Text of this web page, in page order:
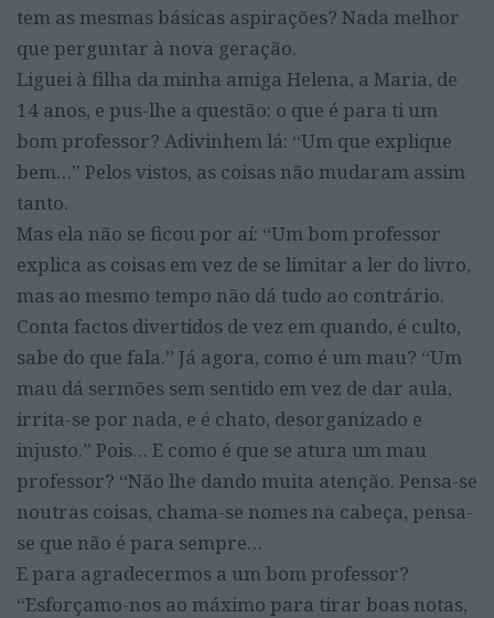
tem as mesmas básicas aspirações? Nada melhor
que perguntar à nova geração.
Liguei à filha da minha amiga Helena, a Maria, de
14 anos, e pus-lhe a questão: o que é para ti um
bom professor? Adivinhem lá: “Um que explique
bem…” Pelos vistos, as coisas não mudaram assim
tanto.
Mas ela não se ficou por aí: “Um bom professor
explica as coisas em vez de se limitar a ler do livro,
mas ao mesmo tempo não dá tudo ao contrário.
Conta factos divertidos de vez em quando, é culto,
sabe do que fala.” Já agora, como é um mau? “Um
mau dá sermões sem sentido em vez de dar aula,
irrita-se por nada, e é chato, desorganizado e
injusto.” Pois… E como é que se atura um mau
professor? “Não lhe dando muita atenção. Pensa-se
noutras coisas, chama-se nomes na cabeça, pensa-
se que não é para sempre…
E para agradecermos a um bom professor?
“Esforçamo-nos ao máximo para tirar boas notas,